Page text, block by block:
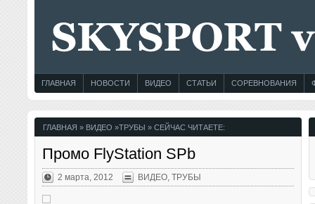
ГЛАВНАЯ НОВОСТИ ВИДЕО СТАТЬИ СОРЕВНОВАНИЯ
ГЛАВНАЯ » ВИДЕО »ТРУБЫ » СЕЙЧАС ЧИТАЕТЕ:
Промо FlyStation SPb
2 марта, 2012 ВИДЕО ,ТРУБЫ